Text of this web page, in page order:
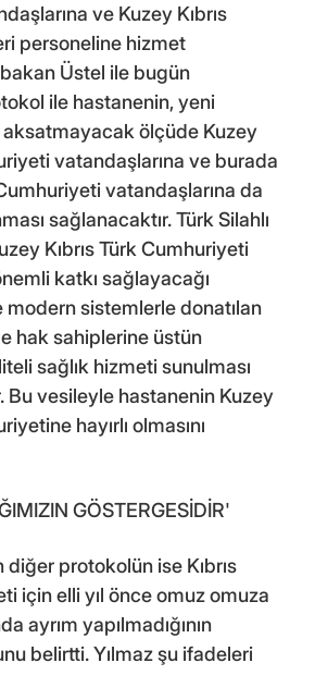
ve Kuzey Kıbrıs
personeline hizmet
Üstel ile bugün
ile hastanenin, yeni
ölçüde Kuzey
vatandaşlarına ve burada
vatandaşlarına da
sağlanacaktır. Türk Silahlı
Kıbrıs Türk Cumhuriyeti
katkı sağlayacağı
sistemlerle donatılan
hak sahiplerine üstün
sağlık hizmeti sunulması
Bu vesileyle hastanenin Kuzey
hayırlı olmasını
GÖSTERGESİDİR'
diğer protokolün ise Kıbrıs
için elli yıl önce omuz omuza
ayrım yapılmadığının
belirtti. Yılmaz şu ifadeleri